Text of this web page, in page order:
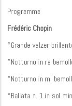
Programma
Frédéric Chopin
°Grande valzer
°Notturno in re
°Notturno in mi
°Ballata n. 1 in sol